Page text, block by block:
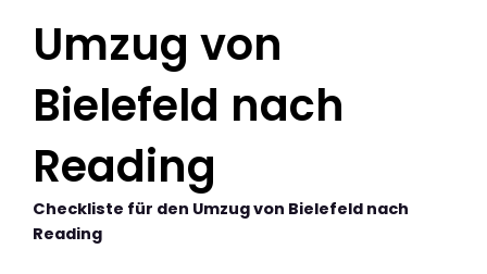
Umzug von
Bielefeld nach
Reading
Checkliste für den Umzug von Bielefeld nach
Reading